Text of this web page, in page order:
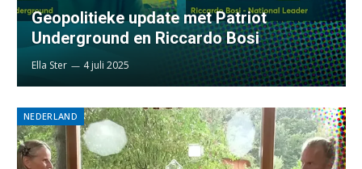
Geopolitieke update met Patriot
Underground en Riccardo Bosi
Ella Ster 4 juli 2025
NEDERLAND